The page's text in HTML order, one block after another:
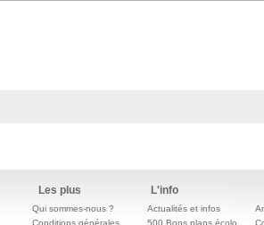
Les plus
Qui sommes-nous ?
Conditions générales
L'info
Actualités et infos
500 Bons plans écolo